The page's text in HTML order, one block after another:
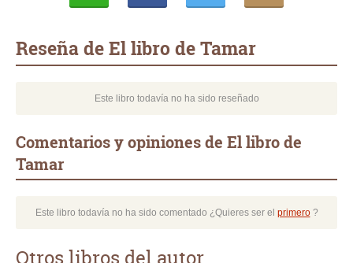
Reseña de El libro de Tamar
Este libro todavía no ha sido reseñado
Comentarios y opiniones de El libro de
Tamar
Este libro todavía no ha sido comentado ¿Quieres ser el primero?